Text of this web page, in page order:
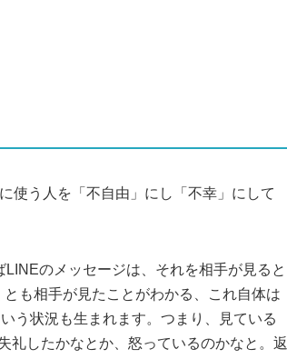
使う人を「不自由」にし「不幸」にして
のメッセージは、それを相手が見ると
も相手が見たことがわかる、これ自体は
う状況も生まれます。つまり、見ている
礼したかなとか、怒っているのかなと。返